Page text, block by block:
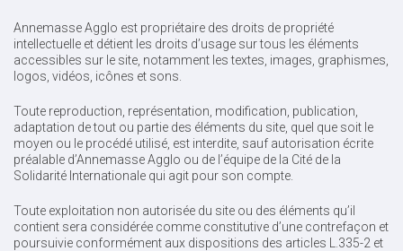
Annemasse Agglo est propriétaire des droits de propriété
intellectuelle et détient les droits d’usage sur tous les éléments
accessibles sur le site, notamment les textes, images, graphismes,
logos, vidéos, icônes et sons.
Toute reproduction, représentation, modification, publication,
adaptation de tout ou partie des éléments du site, quel que soit le
moyen ou le procédé utilisé, est interdite, sauf autorisation écrite
préalable d’Annemasse Agglo ou de l’équipe de la Cité de la
Solidarité Internationale qui agit pour son compte.
Toute exploitation non autorisée du site ou des éléments qu’il
contient sera considérée comme constitutive d’une contrefaçon et
poursuivie conformément aux dispositions des articles L.335-2 et